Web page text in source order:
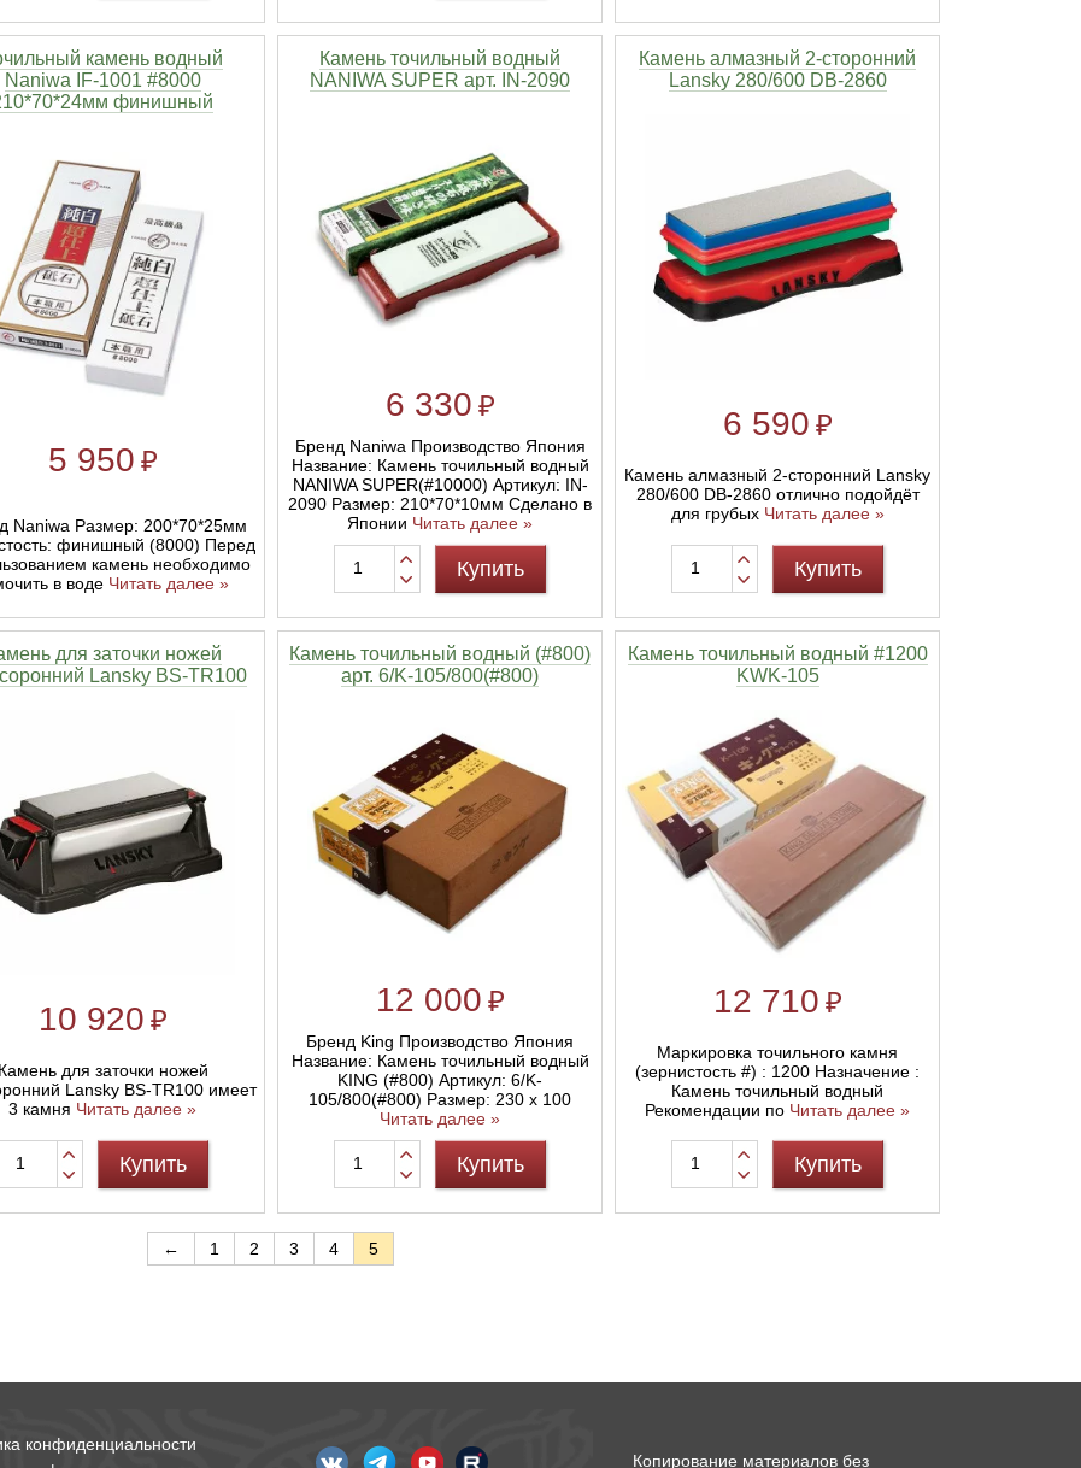
камень водный
Naniwa IF-1001 #8000
финишный
5 950 ₽
Naniwa Размер: 200*70*25мм
финишный (8000) Перед
камень необходимо
в воде Читать далее »
Камень точильный водный
NANIWA SUPER арт. IN-2090
6 330 ₽
Бренд Naniwa Производство Япония
Название: Камень точильный водный
NANIWA SUPER(#10000) Артикул: IN-
2090 Размер: 210*70*10мм Сделано в
Японии Читать далее »
Купить
Камень алмазный 2-сторонний
Lansky 280/600 DB-2860
6 590 ₽
Камень алмазный 2-сторонний Lansky
280/600 DB-2860 отлично подойдёт
для грубых Читать далее »
Купить
для заточки ножей
Lansky BS-TR100
10 920 ₽
Камень для заточки ножей
Lansky BS-TR100 имеет
3 камня Читать далее »
Купить
Камень точильный водный (#800)
арт. 6/K-105/800(#800)
12 000 ₽
Бренд King Производство Япония
Название: Камень точильный водный
KING (#800) Артикул: 6/K-
105/800(#800) Размер: 230 х 100
Читать далее »
Купить
Камень точильный водный #1200
KWK-105
12 710 ₽
Маркировка точильного камня
(зернистость #) : 1200 Назначение :
Камень точильный водный
Рекомендации по Читать далее »
Купить
← 1 2 3 4 5
конфиденциальности
Копирование материалов без